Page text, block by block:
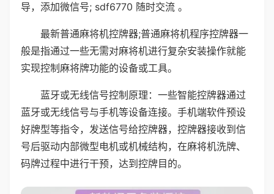
导，添加微信号; sdf6770 随时交流 。
最新普通麻将机控牌器;普通麻将机程序控牌器一
般是指通过一些无需对麻将机进行复杂安装操作就能
实现控制麻将牌功能的设备或工具。
蓝牙或无线信号控制原理：一些智能控牌器通过
蓝牙或无线信号与手机等设备连接。手机端软件预设
好牌型等指令，发送信号给控牌器，控牌器接收到信
号后驱动内部微型电机或机械结构，在麻将机洗牌、
码牌过程中进行干预，达到控牌目的。